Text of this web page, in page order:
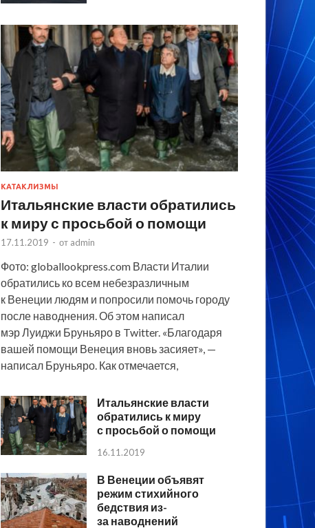
КАТАКЛИЗМЫ
Итальянские власти обратились
к миру с просьбой о помощи
17.11.2019 - от admin
Фото: globallookpress.com Власти Италии
обратились ко всем небезразличным
к Венеции людям и попросили помочь городу
после наводнения. Об этом написал
мэр Луиджи Бруньяро в Twitter. «Благодаря
вашей помощи Венеция вновь засияет», —
написал Бруньяро. Как отмечается,
Итальянские власти
обратились к миру
с просьбой о помощи
16.11.2019
В Венеции объявят
режим стихийного
бедствия из-
за наводнений